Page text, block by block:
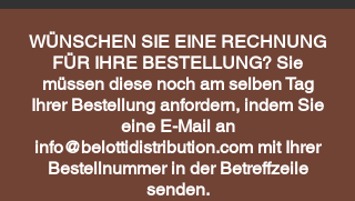
WÜNSCHEN SIE EINE RECHNUNG
FÜR IHRE BESTELLUNG? Sie
müssen diese noch am selben Tag
Ihrer Bestellung anfordern, indem Sie
eine E-Mail an
info@belottidistribution.com mit Ihrer
Bestellnummer in der Betreffzeile
senden.